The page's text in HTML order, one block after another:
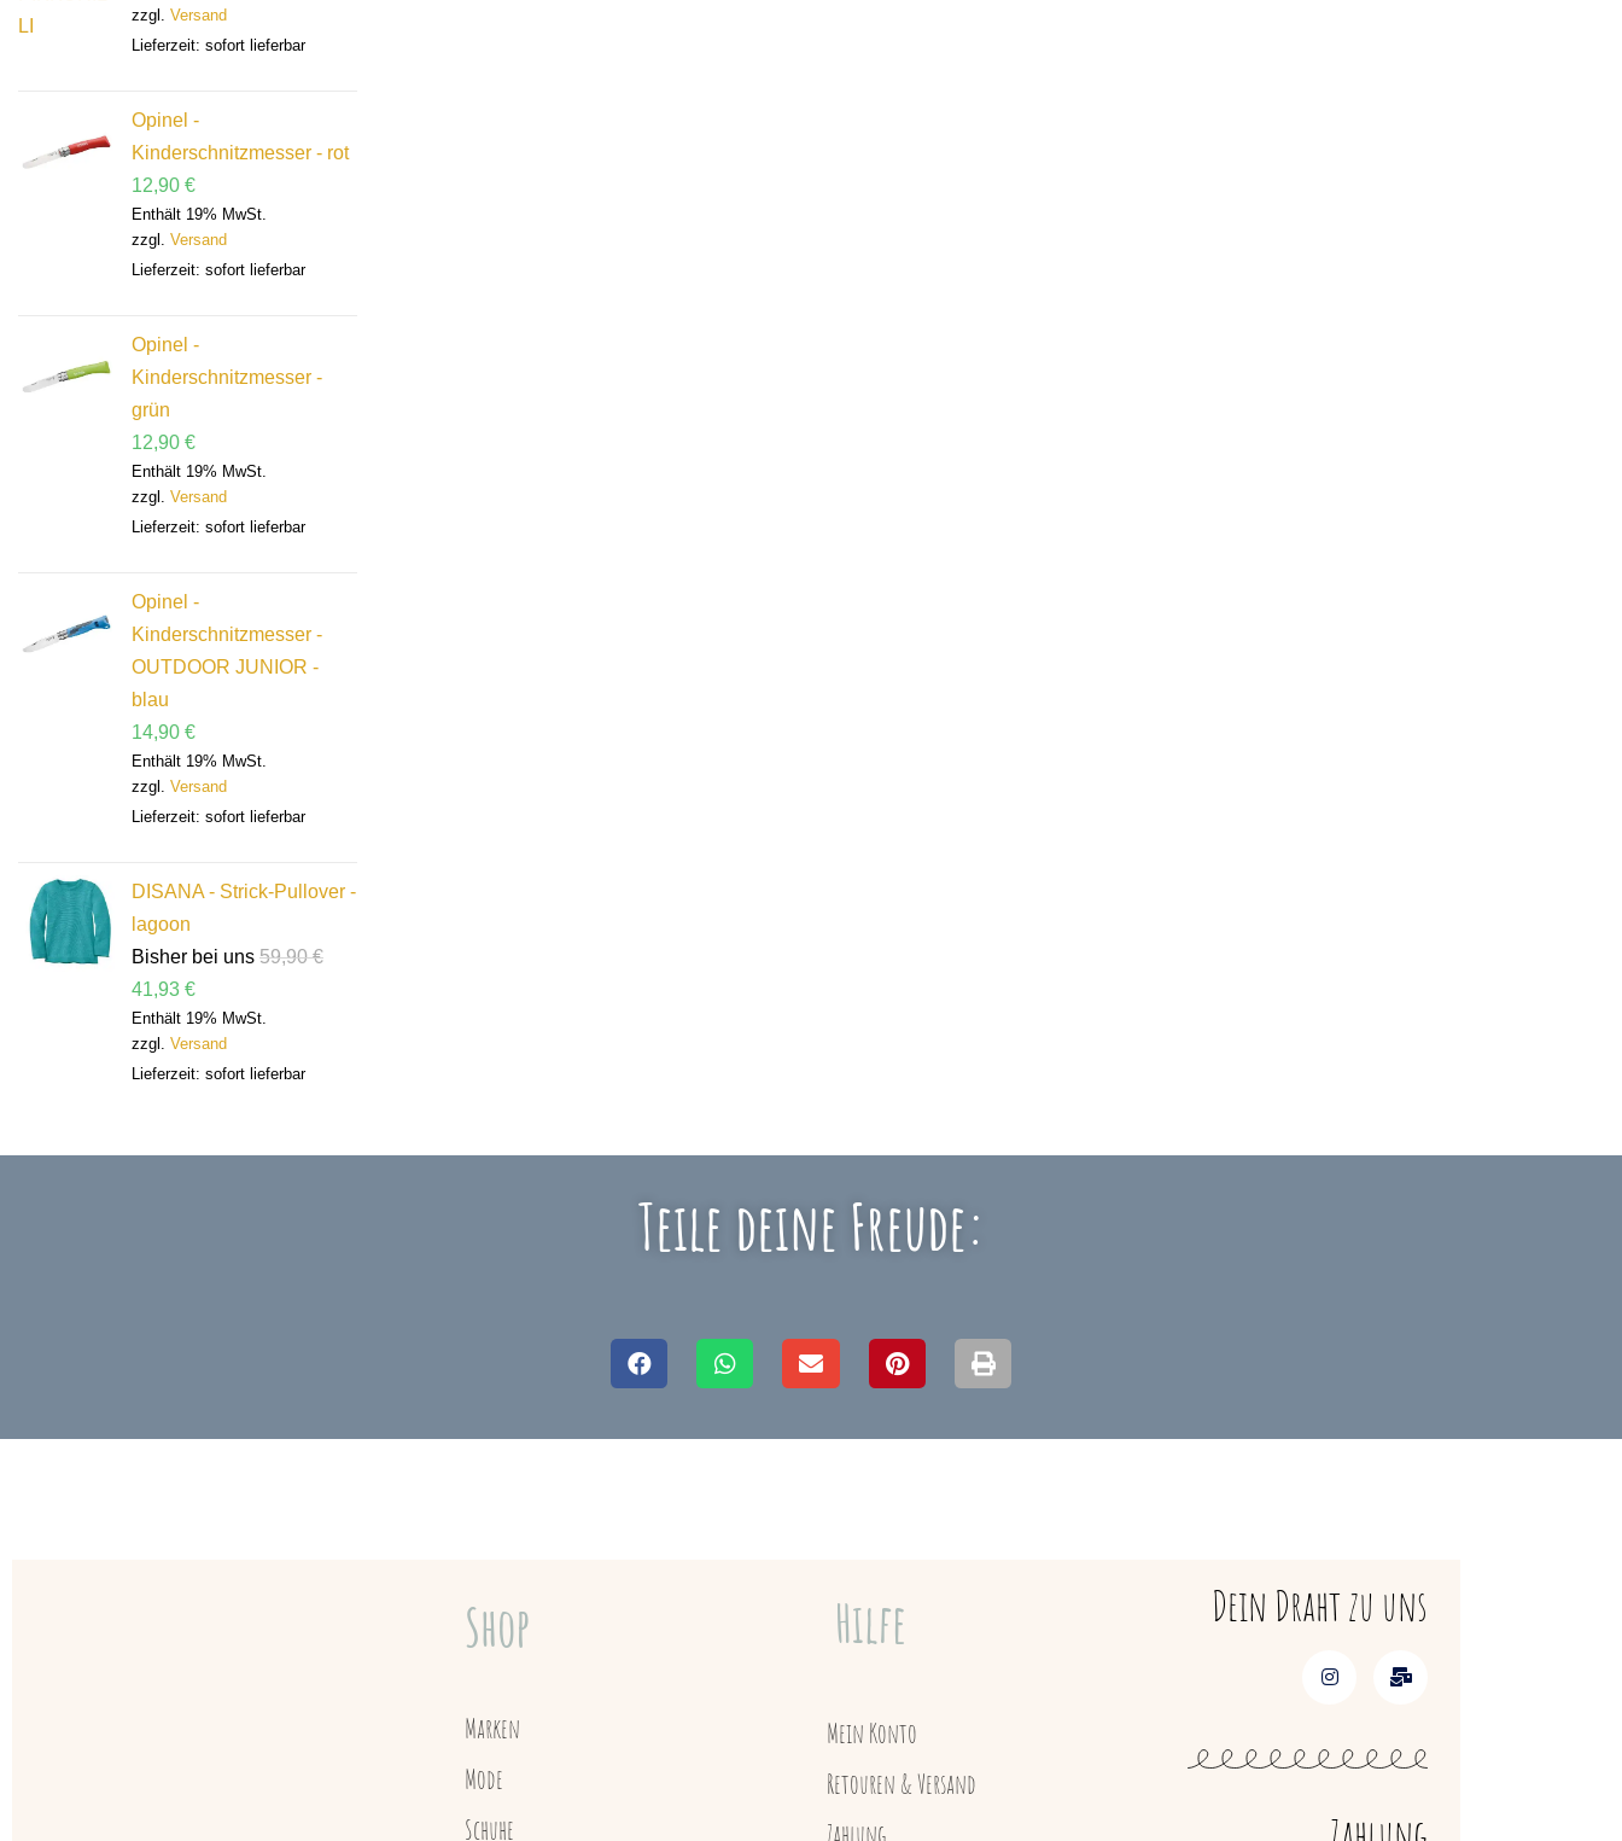
zzgl. Versand
Lieferzeit: sofort lieferbar
Opinel -
Kinderschnitzmesser - rot
12,90 €
Enthält 19% MwSt.
zzgl. Versand
Lieferzeit: sofort lieferbar
Opinel -
Kinderschnitzmesser -
grün
12,90 €
Enthält 19% MwSt.
zzgl. Versand
Lieferzeit: sofort lieferbar
Opinel -
Kinderschnitzmesser -
OUTDOOR JUNIOR -
blau
14,90 €
Enthält 19% MwSt.
zzgl. Versand
Lieferzeit: sofort lieferbar
DISANA - Strick-Pullover -
lagoon
Bisher bei uns 59,90€
41,93 €
Enthält 19% MwSt.
zzgl. Versand
Lieferzeit: sofort lieferbar
Teile deine Freude:
Shop
Marken
Mode
Schuhe
Hilfe
Mein Konto
Retouren & Versand
Zahlung
Dein Draht zu uns